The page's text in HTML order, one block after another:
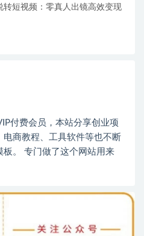
转短视频：零真人出镜高效变现
付费会员，本站分享创业项
电商教程、工具软件等也不断
。 专门做了这个网站用来